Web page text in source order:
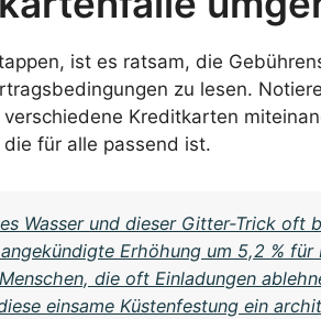
ist es ratsam, die
zu lesen.
Kreditkarten
die für alle passend ist.
Wasser und dieser Gitter-Trick oft
Erhöhung um 5,2 %
die oft Einladungen
einsame Küstenfestung ein